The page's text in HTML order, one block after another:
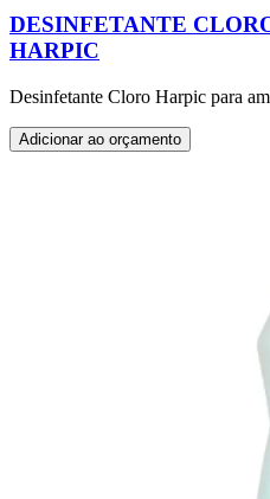
DESINFETANTE
HARPIC
Desinfetante Cloro Harpic para
Adicionar ao orçamento